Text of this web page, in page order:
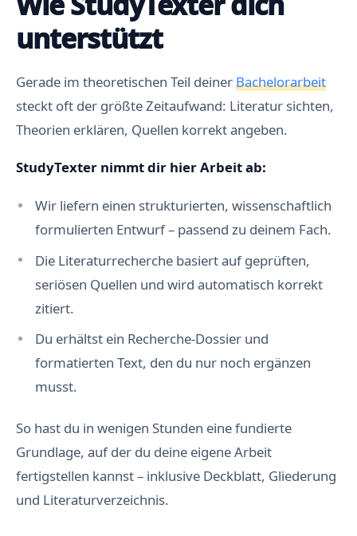
unterstützt
Gerade im theoretischen Teil deinerBachelorarbeit
steckt oft der größte Zeitaufwand: Literatur sichten,
Theorien erklären, Quellen korrekt angeben.
StudyTexter nimmt dir hier Arbeit ab:
Wir liefern einen strukturierten, wissenschaftlich
formulierten Entwurf – passend zu deinem Fach.
Die Literaturrecherche basiert auf geprüften,
seriösen Quellen und wird automatisch korrekt
zitiert.
Du erhältst ein Recherche-Dossier und
formatierten Text, den du nur noch ergänzen
musst.
So hast du in wenigen Stunden eine fundierte
Grundlage, auf der du deine eigene Arbeit
fertigstellen kannst – inklusive Deckblatt, Gliederung
und Literaturverzeichnis.